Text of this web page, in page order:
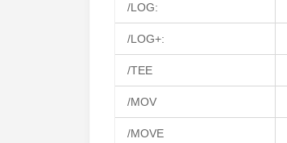
/LOG:
/LOG+:
/TEE
/MOV
/MOVE